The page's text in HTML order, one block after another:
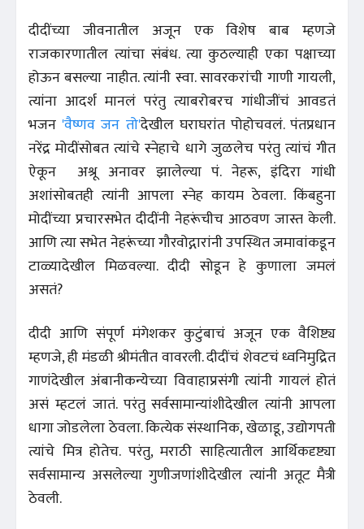
दीदींच्या जीवनातील अजून एक विशेष बाब म्हणजे
राजकारणातील त्यांचा संबंध. त्या कुठल्याही एका पक्षाच्या
होऊन बसल्या नाहीत. त्यांनी स्वा. सावरकरांची गाणी गायली,
त्यांना आदर्श मानलं परंतु त्याबरोबरच गांधीजींचं आवडतं
भजन 'वैष्णव जन तो'देखील घराघरांत पोहोचवलं. पंतप्रधान
नरेंद्र मोदींसोबत त्यांचे स्नेहाचे धागे जुळलेच परंतु त्यांचं गीत
ऐकून अश्रू अनावर झालेल्या पं. नेहरू, इंदिरा गांधी
अशांसोबतही त्यांनी आपला स्नेह कायम ठेवला. किंबहुना
मोदींच्या प्रचारसभेत दीदींनी नेहरूंचीच आठवण जास्त केली.
आणि त्या सभेत नेहरूंच्या गौरवोद्गारांनी उपस्थित जमावांकडून
टाळ्यादेखील मिळवल्या. दीदी सोडून हे कुणाला जमलं
असतं?
दीदी आणि संपूर्ण मंगेशकर कुटुंबाचं अजून एक वैशिष्ट्य
म्हणजे, ही मंडळी श्रीमंतीत वावरली. दीदींचं शेवटचं ध्वनिमुद्रित
गाणंदेखील अंबानीकन्येच्या विवाहाप्रसंगी त्यांनी गायलं होतं
असं म्हटलं जातं. परंतु सर्वसामान्यांशीदेखील त्यांनी आपला
धागा जोडलेला ठेवला. कित्येक संस्थानिक, खेळाडू, उद्योगपती
त्यांचे मित्र होतेच. परंतु, मराठी साहित्यातील आर्थिकदृष्ट्या
सर्वसामान्य असलेल्या गुणीजणांशीदेखील त्यांनी अतूट मैत्री
ठेवली.